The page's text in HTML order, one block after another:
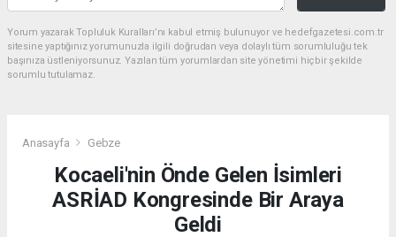
Yorum yazarak Topluluk Kuralları’nı kabul etmiş bulunuyor ve hedefgazetesi.com.tr
sitesine yaptığınız yorumunuzla ilgili doğrudan veya dolaylı tüm sorumluluğu tek
başınıza üstleniyorsunuz. Yazılan tüm yorumlardan site yönetimi hiçbir şekilde
sorumlu tutulamaz.
Anasayfa Gebze
Kocaeli'nin Önde Gelen İsimleri
ASRİAD Kongresinde Bir Araya
Geldi